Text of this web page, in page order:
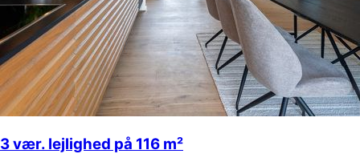
3 vær. lejlighed på 116 m²